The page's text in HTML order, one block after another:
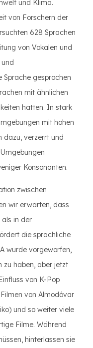
und Klima.
von Forschern der
628 Sprachen
von Vokalen und
Sprache gesprochen
mit ähnlichen
hatten. In stark
mit hohen
dazu, verzerrt und
Konsonanten.
zwischen
wir erwarten, dass
als in der
die sprachliche
wurde vorgeworfen,
zu haben, aber jetzt
von K-Pop
von Almodóvar
und so weiter viele
Filme. Während
hinterlassen sie